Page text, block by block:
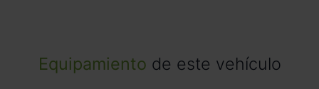
Equipamiento de este vehículo